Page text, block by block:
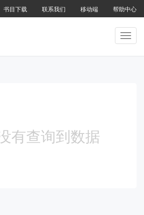
书目下载 联系我们 移动端 帮助中心
有查询到数据